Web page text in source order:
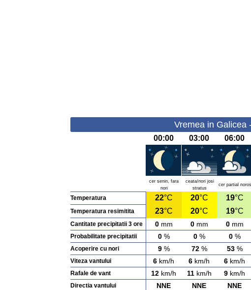
Vremea in Galicea
00:00 03:00 06:00
cer senin, fara
nori
ceata/nori josi
stratus
cer partial noros
Temperatura 22°C 20°C 19°C
Temperatura resimitita 23°C 20°C 19°C
Cantitate precipitatii 3 ore 0mm 0mm 0mm
Probabilitate precipitatii 0% 0% 0%
Acoperire cu nori 9% 72% 53%
Viteza vantului 6 km/h 6 km/h 6 km/h
Rafale de vant 12 km/h 11km/h 9 km/h
Directia vantului NNE NNE NNE